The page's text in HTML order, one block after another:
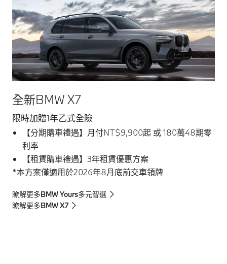
全新BMW X7
限時加贈1年乙式全險
【分期購車禮遇】月付NT$9,900起 或 180萬48期零
利率
【租賃購車禮遇】3年租賃優惠方案
*本方案僅適用於2026年8月底前交車領牌
瞭解更多BMW Yours多元智選
瞭解更多BMW X7